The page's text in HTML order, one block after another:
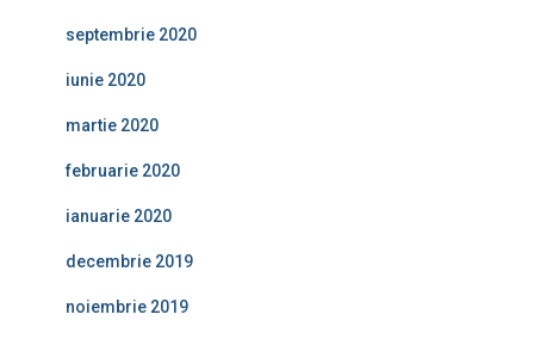
septembrie 2020
iunie 2020
martie 2020
februarie 2020
ianuarie 2020
decembrie 2019
noiembrie 2019